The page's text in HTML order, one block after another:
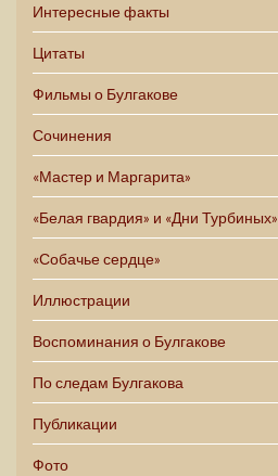
Интересные факты
Цитаты
Фильмы о Булгакове
Сочинения
«Мастер и Маргарита»
«Белая гвардия» и «Дни Турбиных»
«Собачье сердце»
Иллюстрации
Воспоминания о Булгакове
По следам Булгакова
Публикации
Фото